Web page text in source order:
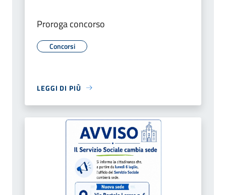
Proroga concorso
Concorsi
LEGGI DI PIÙ